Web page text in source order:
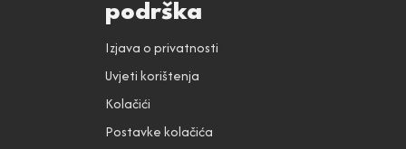
podrška
Izjava o privatnosti
Uvjeti korištenja
Kolačići
Postavke kolačića